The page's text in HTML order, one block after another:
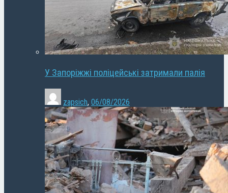
У Запоріжжі поліцейські затримали палія
zapsich, 06/08/2026